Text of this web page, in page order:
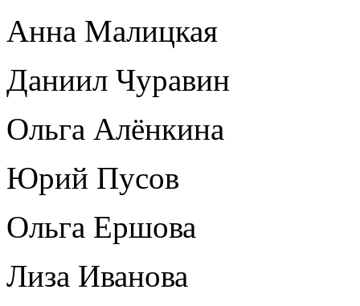
Анна Малицкая
Даниил Чуравин
Ольга Алёнкина
Юрий Пусов
Ольга Ершова
Лиза Иванова